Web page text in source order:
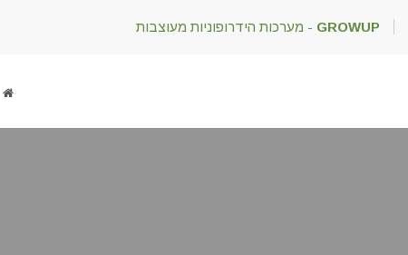
GROWUP - מערכות הידרופוניות מעוצבות